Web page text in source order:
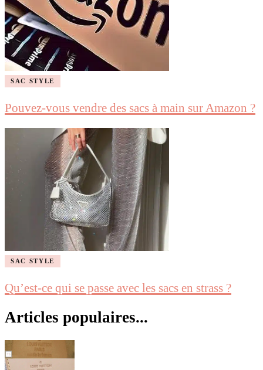
SAC STYLE
Pouvez-vous vendre des sacs à main sur Amazon ?
SAC STYLE
Qu’est-ce qui se passe avec les sacs en strass ?
Articles populaires...